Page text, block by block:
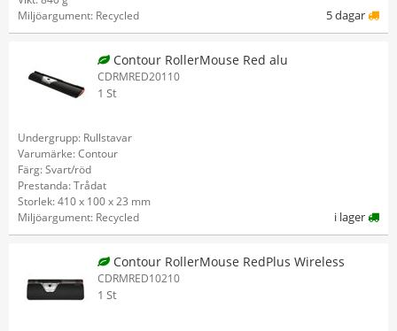
Miljöargument: Recycled
5 dagar
Contour RollerMouse Red alu
CDRMRED20110
1 St
Undergrupp: Rullstavar
Varumärke: Contour
Färg: Svart/röd
Prestanda: Trådat
Storlek: 410 x 100 x 23 mm
Miljöargument: Recycled
i lager
Contour RollerMouse RedPlus Wireless
CDRMRED10210
1 St